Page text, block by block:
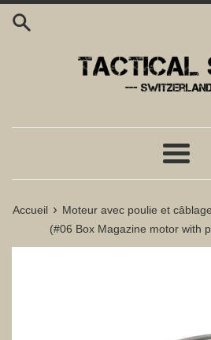
Passer
Menu
Accueil › Moteur avec poulie et
(#06 Box Magazine motor with